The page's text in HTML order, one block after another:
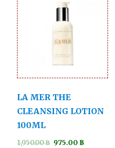
LA MER THE
CLEANSING LOTION
100ML
1,950.00฿ 975.00 ฿